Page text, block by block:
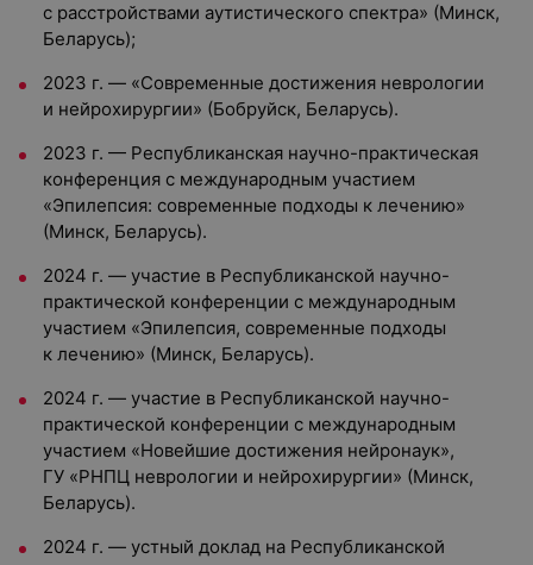
с расстройствами аутистического спектра» (Минск,
Беларусь);
2023 г. — «Современные достижения неврологии
и нейрохирургии» (Бобруйск, Беларусь).
2023 г. — Республиканская научно-практическая
конференция с международным участием
«Эпилепсия: современные подходы к лечению»
(Минск, Беларусь).
2024 г. — участие в Республиканской научно-
практической конференции с международным
участием «Эпилепсия, современные подходы
к лечению» (Минск, Беларусь).
2024 г. — участие в Республиканской научно-
практической конференции с международным
участием «Новейшие достижения нейронаук»,
ГУ «РНПЦ неврологии и нейрохирургии» (Минск,
Беларусь).
2024 г. — устный доклад на Республиканской